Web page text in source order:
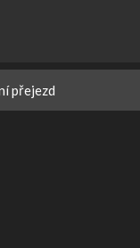
přejezd